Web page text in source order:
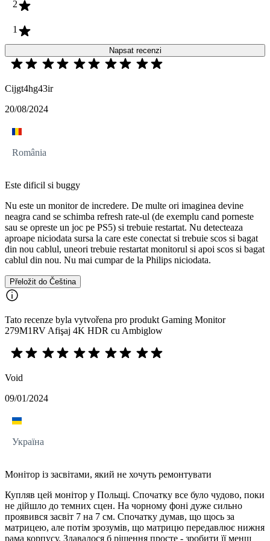
2
1
Napsat recenzi
Cijgt4hg43ir
20/08/2024
România
Este dificil si buggy
Nu este un monitor de incredere. De multe ori imaginea devine
neagra cand se schimba refresh rate-ul (de exemplu cand porneste
sau se opreste un joc pe PS5) si trebuie restartat. Nu detecteaza
aproape niciodata sursa la care este conectat si trebuie scos si bagat
din nou cablul, uneori trebuie restartat monitorul si apoi scos si bagat
cablul din nou. Nu mai cumpar de la Philips niciodata.
Přeložit do Čeština
Tato recenze byla vytvořena pro produkt Gaming Monitor
279M1RV Afişaj 4K HDR cu Ambiglow
Void
09/01/2024
Україна
Монітор із засвітами, який не хочуть ремонтувати
Купляв цей монітор у Польщі. Спочатку все було чудово, поки
не дійшло до темних сцен. На чорному фоні дуже сильно
проявився засвіт 7 на 7 см. Спочатку думав, що щось за
матрицею, але потім зрозумів, що матрицю передавлює нижня
рама корпусу. Здавалося б рішення просте - зробити її менш